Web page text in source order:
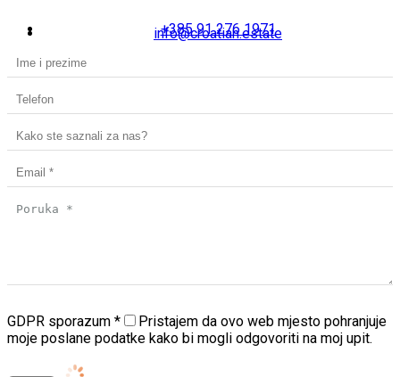
+385 91 276 1971
info@croatian.estate
GDPR sporazum *
Pristajem da ovo web mjesto pohranjuje
moje poslane podatke kako bi mogli odgovoriti na moj upit.